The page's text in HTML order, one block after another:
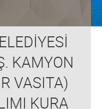
KAMYON
VASITA)
KURA